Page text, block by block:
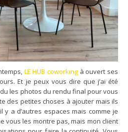
LE HUB coworking à ouvert ses
Et je peux vous dire que j’ai été
les photos du rendu final pour vous
des petites choses à ajouter mais ils
y a d’autres espaces mais comme je
vous les montre pas, mais mon client